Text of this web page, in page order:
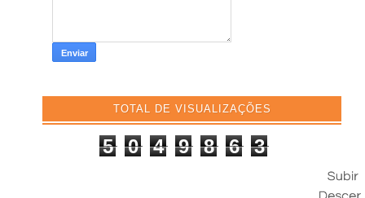
TOTAL DE VISUALIZAÇÕES
5 0 4 9 8 6 3